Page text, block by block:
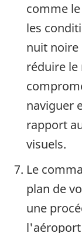
comme
les
nuit noire
réduire le
naviguer
rapport
visuels.
Le
plan de
une
l'aéroport